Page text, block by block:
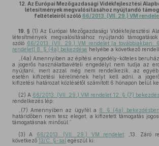
12. Az Európai Mezőgazdasági Vidékfejlesztési
létesítmények megvalósításához nyújtandó
feltételeiről szóló 66/2013. (VII. 29.) VM
19. § (1) Az Európai Mezőgazdasági Vidékfejlesztési
létesítmények megvalósításához nyújtandó
szóló 66/2013. (VII. 29.) VM rendelet [a továbbiakban:
rendelet] 8. § (4a) bekezdése helyébe a következő
„(4a) Amennyiben az építési engedély-köteles
a jogerős használatbavételi engedélyt nem tudja az
nyújtani, mert azzal még nem rendelkezik, az
esetén kifizetési kérelmének helyt kell adni, a
kifizetési határozat közlésétől számított 6 hónapon belül
(2) A 66/2013. (VII. 29.) VM rendelet 12. § (7)
rendelkezés lép:
„(7) Amennyiben az ügyfél a 8. § (4a) bekezdésben
határidőben nem tesz eleget, a kifizetett támogatás
támogatásnak minősül.”
(3) A 66/2013. (VII. 29.) VM rendelet „13. Záró
következő 13/C. §-sal egészül ki: